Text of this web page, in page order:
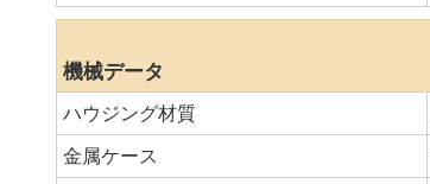
機械データ
ハウジング材質
金属ケース